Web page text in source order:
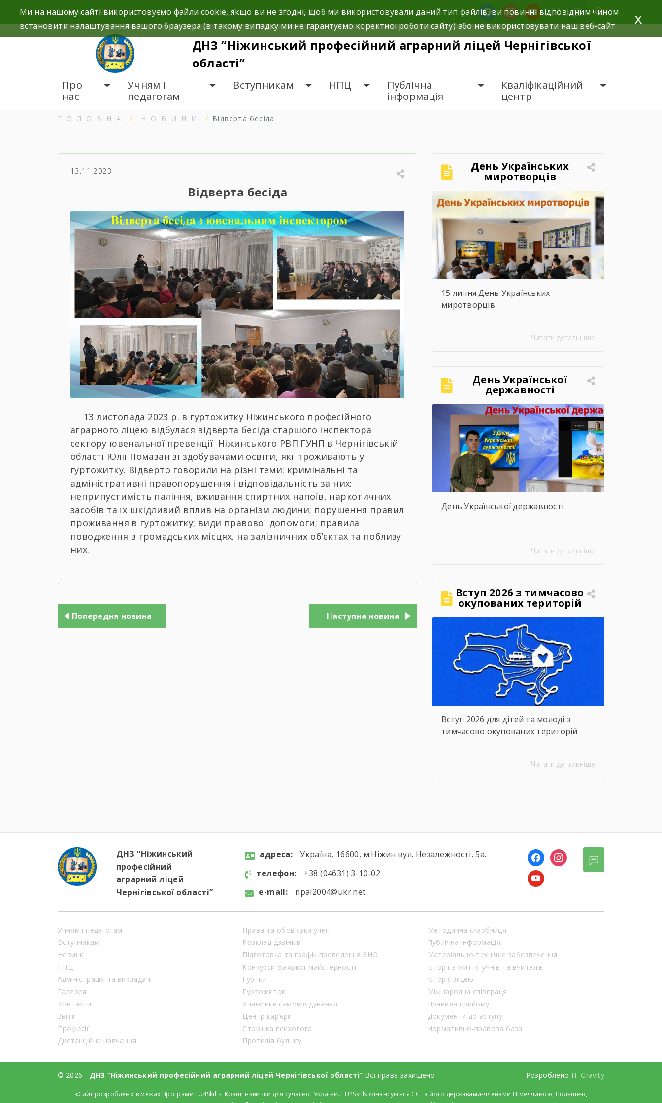
Україна, 16600, м.Ніжин вул. Незалежності, 5а. +38 (04631) 3-10-02 facebookinstagramyoutube
ДНЗ “Ніжинський професійний аграрний ліцей Чернігівської
області”
Про
нас
Учням і
педагогам
Вступникам НПЦ
Публічна
інформація
Кваліфікаційний
центр
ГОЛОВНА НОВИНИ Відверта бесіда
13.11.2023
Відверта бесіда
13 листопада 2023 р. в гуртожитку Ніжинського професійного
аграрного ліцею відбулася відверта бесіда старшого інспектора
сектору ювенальної превенції Ніжинського РВП ГУНП в Чернігівській
області Юлії Помазан зі здобувачами освіти, які проживають у
гуртожитку. Відверто говорили на різні теми: кримінальні та
адміністративні правопорушення і відповідальність за них;
неприпустимість паління, вживання спиртних напоїв, наркотичних
засобів та їх шкідливий вплив на організм людини; порушення правил
проживання в гуртожитку; види правової допомоги; правила
поводження в громадських місцях, на залізничних об’єктах та поблизу
них.
записів
Попередня новина Наступна новина
День Українських
миротворців
15 липня День Українських
миротворців
Читати детальніше
День Української
державності
День Української державності
Читати детальніше
Вступ 2026 з тимчасово
окупованих територій
Вступ 2026 для дітей та молоді з
тимчасово окупованих територій
Читати детальніше
Ми на нашому сайті використовуємо файли cookie, якщо ви не згодні, щоб ми використовували даний тип файлів, ви повинні відповідним чином
встановити налаштування вашого браузера (в такому випадку ми не гарантуємо коректної роботи сайту) або не використовувати наш веб-сайт
x
ДНЗ “Ніжинський
професійний
аграрний ліцей
Чернігівської області”
aдресa:
Україна, 16600, м.Ніжин вул. Незалежності, 5а.
телефон:
+38 (04631) 3-10-02
e-mail:
npal2004@ukr.net
facebookinstagram
youtube
Учням і педагогам
Вступникам
Новини
НПЦ
Адміністрація та викладачі
Галерея
Контакти
Звіти
Професії
Дистанційне навчання
Права та обов’язки учня
Розклад дзвінків
Підготовка та графік проведення ЗНО
Конкурси фахової майстерності
Гуртки
Гуртожиток
Учнівське самоврядування
Центр кар’єри
Сторінка психолога
Протидія булінгу
Методична скарбниця
Публічна інформація
Матеріально-технічне забезпечення
Історії з життя учнів та вчителів
Історія ліцею
Міжнародна співпраця
Правила прийому
Документи до вступу
Нормативно-правова база
© 2026 - ДНЗ “Ніжинський професійний аграрний ліцей Чернігівської області” Всі права захищено Розроблено IT-Gravity
«Сайт розроблено в межах Програми EU4Skills: Кращі навички для сучасної України. EU4Skills фінансується ЄС та його державами-членами Німеччиною, Польщею,